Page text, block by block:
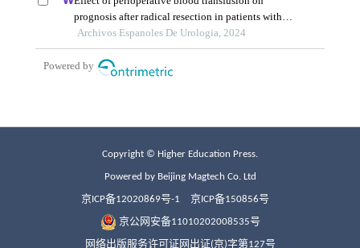
Copyright © Higher Education Press.
Powered by Beijing Magtech Co. Ltd
京ICP备12020869号-1 京ICP备150856号
京公网安备11010202008535号
网络出版服务许可证网出证(京)字第127号